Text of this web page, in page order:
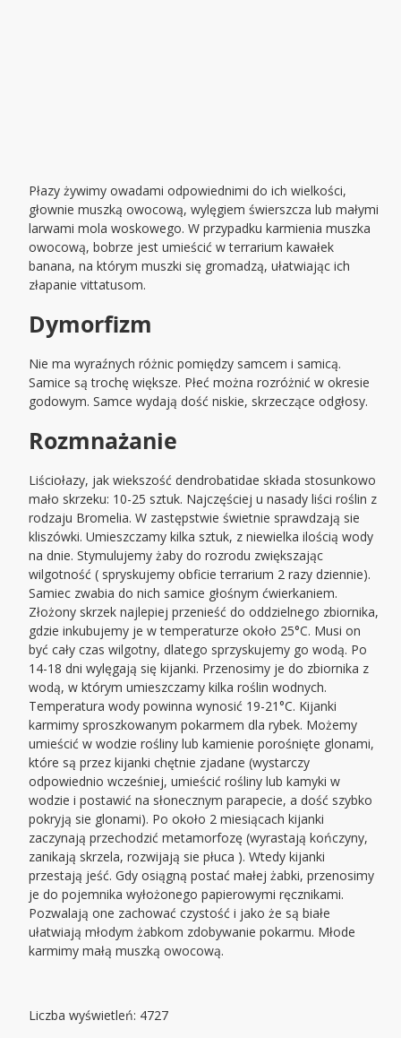
Płazy żywimy owadami odpowiednimi do ich wielkości,
głownie muszką owocową, wylęgiem świerszcza lub małymi
larwami mola woskowego. W przypadku karmienia muszka
owocową, bobrze jest umieścić w terrarium kawałek
banana, na którym muszki się gromadzą, ułatwiając ich
złapanie vittatusom.
Dymorfizm
Nie ma wyraźnych różnic pomiędzy samcem i samicą.
Samice są trochę większe. Płeć można rozróżnić w okresie
godowym. Samce wydają dość niskie, skrzeczące odgłosy.
Rozmnażanie
Liściołazy, jak wiekszość dendrobatidae składa stosunkowo
mało skrzeku: 10-25 sztuk. Najczęściej u nasady liści roślin z
rodzaju Bromelia. W zastępstwie świetnie sprawdzają sie
kliszówki. Umieszczamy kilka sztuk, z niewielka ilością wody
na dnie. Stymulujemy żaby do rozrodu zwiększając
wilgotność ( spryskujemy obficie terrarium 2 razy dziennie).
Samiec zwabia do nich samice głośnym ćwierkaniem.
Złożony skrzek najlepiej przenieść do oddzielnego zbiornika,
gdzie inkubujemy je w temperaturze około 25°C. Musi on
być cały czas wilgotny, dlatego sprzyskujemy go wodą. Po
14-18 dni wylęgają się kijanki. Przenosimy je do zbiornika z
wodą, w którym umieszczamy kilka roślin wodnych.
Temperatura wody powinna wynosić 19-21°C. Kijanki
karmimy sproszkowanym pokarmem dla rybek. Możemy
umieścić w wodzie rośliny lub kamienie porośnięte glonami,
które są przez kijanki chętnie zjadane (wystarczy
odpowiednio wcześniej, umieścić rośliny lub kamyki w
wodzie i postawić na słonecznym parapecie, a dość szybko
pokryją sie glonami). Po około 2 miesiącach kijanki
zaczynają przechodzić metamorfozę (wyrastają kończyny,
zanikają skrzela, rozwijają sie płuca ). Wtedy kijanki
przestają jeść. Gdy osiągną postać małej żabki, przenosimy
je do pojemnika wyłożonego papierowymi ręcznikami.
Pozwalają one zachować czystość i jako że są białe
ułatwiają młodym żabkom zdobywanie pokarmu. Młode
karmimy małą muszką owocową.
Liczba wyświetleń: 4727